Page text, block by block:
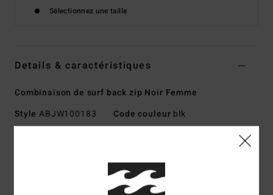
Sélectionnez une taille
Details & caractéristiques
Combinaison de surf back zip Noir Femme
Style ABJW100183 Code couleur blk
Collection Foil
Néoprène Superflex résistant et nylon